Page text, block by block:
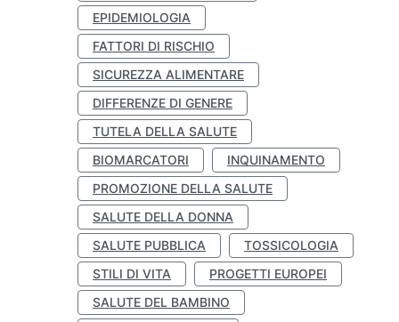
EPIDEMIOLOGIA
FATTORI DI RISCHIO
SICUREZZA ALIMENTARE
DIFFERENZE DI GENERE
TUTELA DELLA SALUTE
BIOMARCATORI
INQUINAMENTO
PROMOZIONE DELLA SALUTE
SALUTE DELLA DONNA
SALUTE PUBBLICA
TOSSICOLOGIA
STILI DI VITA
PROGETTI EUROPEI
SALUTE DEL BAMBINO